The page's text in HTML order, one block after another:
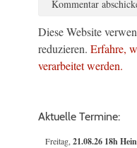
Diese Website
reduzieren. Erfahre,
verarbeitet werden.
Aktuelle Termine:
Freitag, 21.08.26 18h